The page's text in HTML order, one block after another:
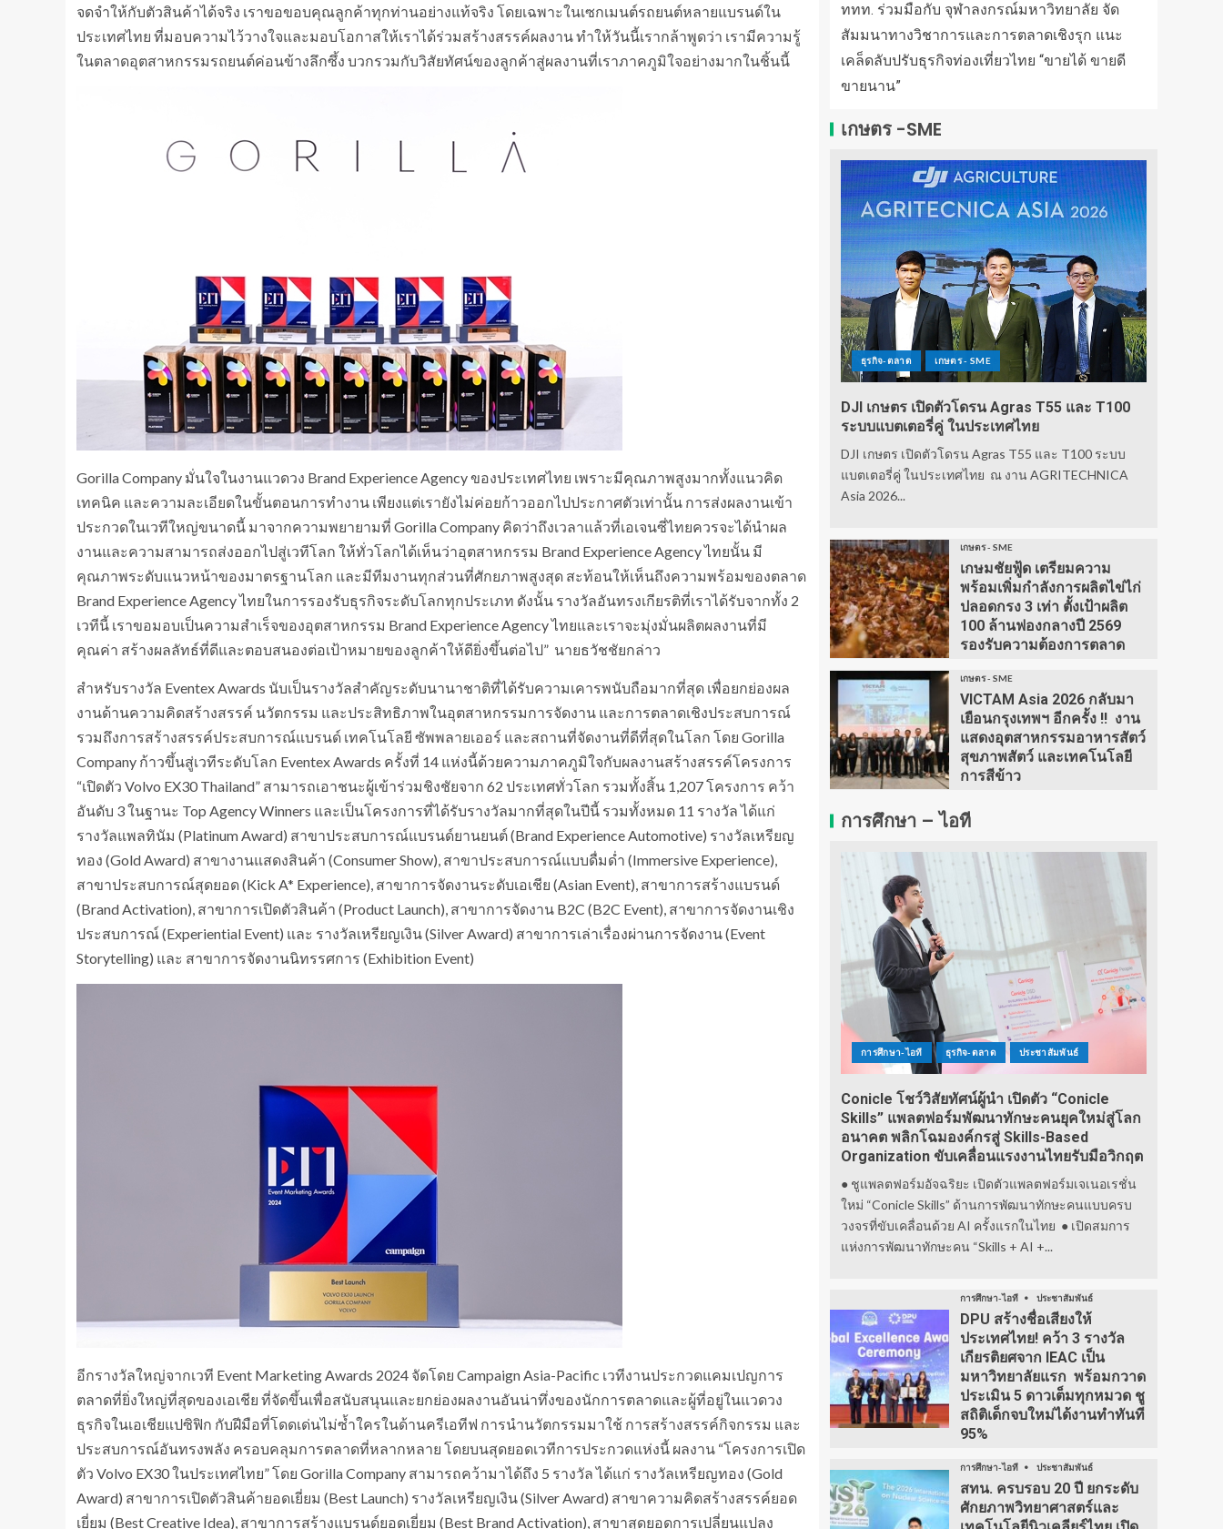
จดจำให้กับตัวสินค้าได้จริง เราขอขอบคุณลูกค้าทุกท่านอย่างแท้จริง โดยเฉพาะในเซกเมนต์รถยนต์หลายแบรนด์ใน
ประเทศไทย ที่มอบความไว้วางใจและมอบโอกาสให้เราได้ร่วมสร้างสรรค์ผลงาน ทำให้วันนี้เรากล้าพูดว่า เรามีความรู้
ในตลาดอุตสาหกรรมรถยนต์ค่อนข้างลึกซึ้ง บวกรวมกับวิสัยทัศน์ของลูกค้าสู่ผลงานที่เราภาคภูมิใจอย่างมากในชิ้นนี้
Gorilla Company มั่นใจในงานแวดวง Brand Experience Agency ของประเทศไทย เพราะมีคุณภาพสูงมากทั้งแนวคิด
เทคนิค และความละเอียดในขั้นตอนการทำงาน เพียงแต่เรายังไม่ค่อยก้าวออกไปประกาศตัวเท่านั้น การส่งผลงานเข้า
ประกวดในเวทีใหญ่ขนาดนี้ มาจากความพยายามที่ Gorilla Company คิดว่าถึงเวลาแล้วที่เอเจนซี่ไทยควรจะได้นำผล
งานและความสามารถส่งออกไปสู่เวทีโลก ให้ทั่วโลกได้เห็นว่าอุตสาหกรรม Brand Experience Agency ไทยนั้น มี
คุณภาพระดับแนวหน้าของมาตรฐานโลก และมีทีมงานทุกส่วนที่ศักยภาพสูงสุด สะท้อนให้เห็นถึงความพร้อมของตลาด
Brand Experience Agency ไทยในการรองรับธุรกิจระดับโลกทุกประเภท ดังนั้น รางวัลอันทรงเกียรติที่เราได้รับจากทั้ง 2
เวทีนี้ เราขอมอบเป็นความสำเร็จของอุตสาหกรรม Brand Experience Agency ไทยและเราจะมุ่งมั่นผลิตผลงานที่มี
คุณค่า สร้างผลลัทธ์ที่ดีและตอบสนองต่อเป้าหมายของลูกค้าให้ดียิ่งขึ้นต่อไป” นายธวัชชัยกล่าว
สำหรับรางวัล Eventex Awards นับเป็นรางวัลสำคัญระดับนานาชาติที่ได้รับความเคารพนับถือมากที่สุด เพื่อยกย่องผล
งานด้านความคิดสร้างสรรค์ นวัตกรรม และประสิทธิภาพในอุตสาหกรรมการจัดงาน และการตลาดเชิงประสบการณ์
รวมถึงการสร้างสรรค์ประสบการณ์แบรนด์ เทคโนโลยี ซัพพลายเออร์ และสถานที่จัดงานที่ดีที่สุดในโลก โดย Gorilla
Company ก้าวขึ้นสู่เวทีระดับโลก Eventex Awards ครั้งที่ 14 แห่งนี้ด้วยความภาคภูมิใจกับผลงานสร้างสรรค์โครงการ
“เปิดตัว Volvo EX30 Thailand” สามารถเอาชนะผู้เข้าร่วมชิงชัยจาก 62 ประเทศทั่วโลก รวมทั้งสิ้น 1,207 โครงการ คว้า
อันดับ 3 ในฐานะ Top Agency Winners และเป็นโครงการที่ได้รับรางวัลมากที่สุดในปีนี้ รวมทั้งหมด 11 รางวัล ได้แก่
รางวัลแพลทินัม (Platinum Award) สาขาประสบการณ์แบรนด์ยานยนต์ (Brand Experience Automotive) รางวัลเหรียญ
ทอง (Gold Award) สาขางานแสดงสินค้า (Consumer Show), สาขาประสบการณ์แบบดื่มด่ำ (Immersive Experience),
สาขาประสบการณ์สุดยอด (Kick A* Experience), สาขาการจัดงานระดับเอเชีย (Asian Event), สาขาการสร้างแบรนด์
(Brand Activation), สาขาการเปิดตัวสินค้า (Product Launch), สาขาการจัดงาน B2C (B2C Event), สาขาการจัดงานเชิง
ประสบการณ์ (Experiential Event) และ รางวัลเหรียญเงิน (Silver Award) สาขาการเล่าเรื่องผ่านการจัดงาน (Event
Storytelling) และ สาขาการจัดงานนิทรรศการ (Exhibition Event)
อีกรางวัลใหญ่จากเวที Event Marketing Awards 2024 จัดโดย Campaign Asia-Pacific เวทีงานประกวดแคมเปญการ
ตลาดที่ยิ่งใหญ่ที่สุดของเอเชีย ที่จัดขึ้นเพื่อสนับสนุนและยกย่องผลงานอันน่าทึ่งของนักการตลาดและผู้ที่อยู่ในแวดวง
ธุรกิจในเอเชียแปซิฟิก กับฝีมือที่โดดเด่นไม่ซ้ำใครในด้านครีเอทีฟ การนำนวัตกรรมมาใช้ การสร้างสรรค์กิจกรรม และ
ประสบการณ์อันทรงพลัง ครอบคลุมการตลาดที่หลากหลาย โดยบนสุดยอดเวทีการประกวดแห่งนี้ ผลงาน “โครงการเปิด
ตัว Volvo EX30 ในประเทศไทย” โดย Gorilla Company สามารถคว้ามาได้ถึง 5 รางวัล ได้แก่ รางวัลเหรียญทอง (Gold
Award) สาขาการเปิดตัวสินค้ายอดเยี่ยม (Best Launch) รางวัลเหรียญเงิน (Silver Award) สาขาความคิดสร้างสรรค์ยอด
เยี่ยม (Best Creative Idea), สาขาการสร้างแบรนด์ยอดเยี่ยม (Best Brand Activation), สาขาสุดยอดการเปลี่ยนแปลง
ททท. ร่วมมือกับ จุฬาลงกรณ์มหาวิทยาลัย จัด
สัมมนาทางวิชาการและการตลาดเชิงรุก แนะ
เคล็ดลับปรับธุรกิจท่องเที่ยวไทย “ขายได้ ขายดี
ขายนาน”
เกษตร -SME
ธุรกิจ-ตลาด เกษตร - SME
DJI เกษตร เปิดตัวโดรน Agras T55 และ T100
ระบบแบตเตอรี่คู่ ในประเทศไทย
DJI เกษตร เปิดตัวโดรน Agras T55 และ T100 ระบบ
แบตเตอรี่คู่ ในประเทศไทย ณ งาน AGRITECHNICA
Asia 2026...
เกษตร - SME
เกษมชัยฟู้ด เตรียมความ
พร้อมเพิ่มกำลังการผลิตไข่ไก่
ปลอดกรง 3 เท่า ตั้งเป้าผลิต
100 ล้านฟองกลางปี 2569
รองรับความต้องการตลาด
เกษตร - SME
VICTAM Asia 2026 กลับมา
เยือนกรุงเทพฯ อีกครั้ง !! งาน
แสดงอุตสาหกรรมอาหารสัตว์
สุขภาพสัตว์ และเทคโนโลยี
การสีข้าว
การศึกษา – ไอที
การศึกษา-ไอที ธุรกิจ-ตลาด ประชาสัมพันธ์
Conicle โชว์วิสัยทัศน์ผู้นำ เปิดตัว “Conicle
Skills” แพลตฟอร์มพัฒนาทักษะคนยุคใหม่สู่โลก
อนาคต พลิกโฉมองค์กรสู่ Skills-Based
Organization ขับเคลื่อนแรงงานไทยรับมือวิกฤต
● ชูแพลตฟอร์มอัจฉริยะ เปิดตัวแพลตฟอร์มเจเนอเรชั่น
ใหม่ “Conicle Skills” ด้านการพัฒนาทักษะคนแบบครบ
วงจรที่ขับเคลื่อนด้วย AI ครั้งแรกในไทย ● เปิดสมการ
แห่งการพัฒนาทักษะคน “Skills + AI +...
การศึกษา-ไอที ประชาสัมพันธ์
DPU สร้างชื่อเสียงให้
ประเทศไทย! คว้า 3 รางวัล
เกียรติยศจาก IEAC เป็น
มหาวิทยาลัยแรก พร้อมกวาด
ประเมิน 5 ดาวเต็มทุกหมวด ชู
สถิติเด็กจบใหม่ได้งานทำทันที
95%
การศึกษา-ไอที ประชาสัมพันธ์
สทน. ครบรอบ 20 ปี ยกระดับ
ศักยภาพวิทยาศาสตร์และ